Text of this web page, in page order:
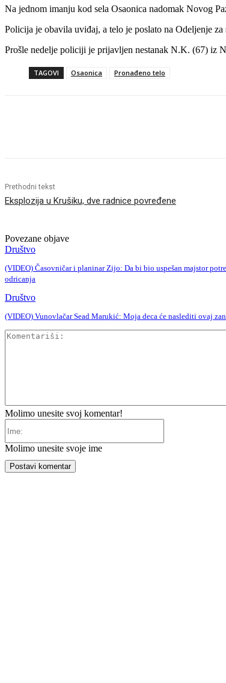
Na jednom imanju kod sela Osaonica nadomak Novog
Policija je obavila uviđaj, a telo je poslato na Odeljenje
Prošle nedelje policiji je prijavljen nestanak N.K. (67) iz
TAGOVI Osaonica Pronađeno telo
Prethodni tekst
Eksplozija u Krušiku, dve radnice povređene
Povezane objave
Društvo
(VIDEO) Časovničar i planinar Zijo: Da bi bio uspešan majstor
odricanja
Društvo
(VIDEO) Vunovlačar Sead Marukić: Moja deca će naslediti ovaj
Molimo unesite svoj komentar!
Molimo unesite svoje ime